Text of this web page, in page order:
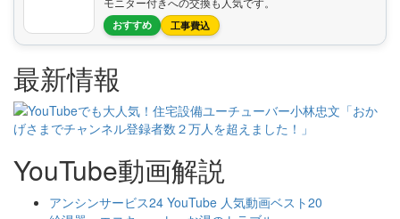
おすすめ 工事費込
最新情報
YouTube動画解説
アンシンサービス24 YouTube 人気動画ベスト20